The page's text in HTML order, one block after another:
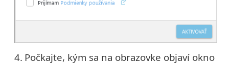
4. Počkajte, kým sa na obrazovke objaví okno